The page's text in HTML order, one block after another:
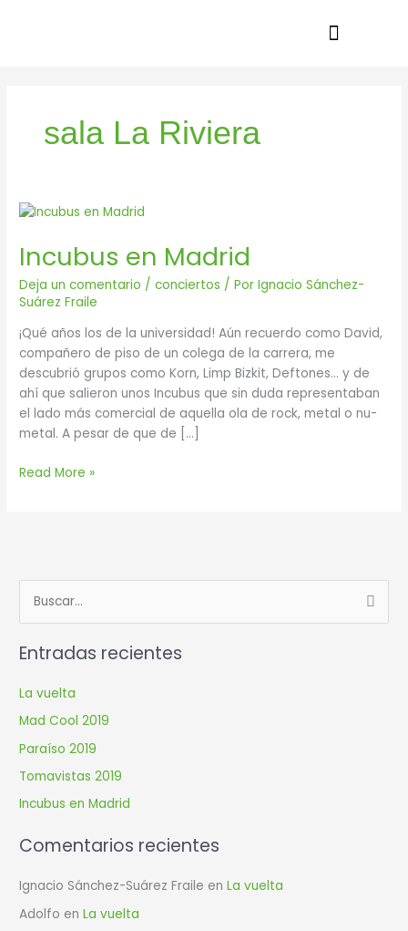
sala La Riviera
Incubus en Madrid
Deja un comentario /conciertos / PorIgnacio Sánchez-
Suárez Fraile
¡Qué años los de la universidad! Aún recuerdo como David,
compañero de piso de un colega de la carrera, me
descubrió grupos como Korn, Limp Bizkit, Deftones… y de
ahí que salieron unos Incubus que sin duda representaban
el lado más comercial de aquella ola de rock, metal o nu-
metal. A pesar de que de […]
Incubus
Madrid
Read More »
u
s
a
r
p
o
r
Entradas recientes
La vuelta
Mad Cool 2019
Paraíso 2019
Tomavistas 2019
Incubus en Madrid
Comentarios recientes
Ignacio Sánchez-Suárez Fraile enLa vuelta
Adolfo enLa vuelta